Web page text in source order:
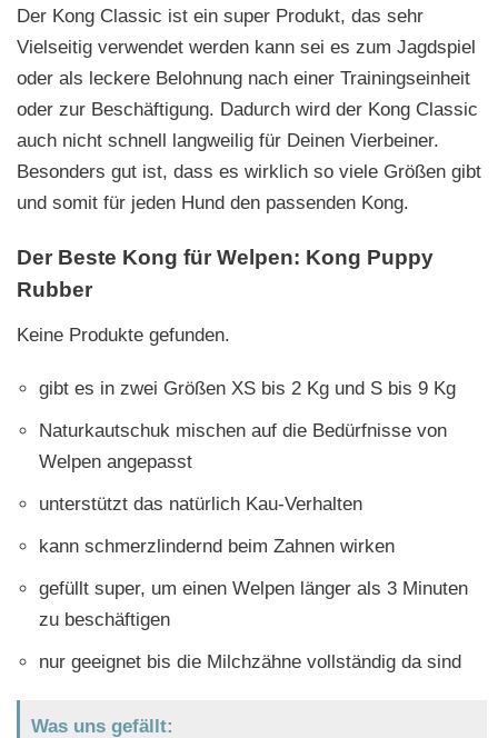
Der Kong Classic ist ein super Produkt, das sehr
Vielseitig verwendet werden kann sei es zum Jagdspiel
oder als leckere Belohnung nach einer Trainingseinheit
oder zur Beschäftigung. Dadurch wird der Kong Classic
auch nicht schnell langweilig für Deinen Vierbeiner.
Besonders gut ist, dass es wirklich so viele Größen gibt
und somit für jeden Hund den passenden Kong.
Der Beste Kong für Welpen: Kong Puppy
Rubber
Keine Produkte gefunden.
gibt es in zwei Größen XS bis 2 Kg und S bis 9 Kg
Naturkautschuk mischen auf die Bedürfnisse von
Welpen angepasst
unterstützt das natürlich Kau-Verhalten
kann schmerzlindernd beim Zahnen wirken
gefüllt super, um einen Welpen länger als 3 Minuten
zu beschäftigen
nur geeignet bis die Milchzähne vollständig da sind
Was uns gefällt: